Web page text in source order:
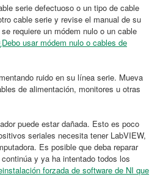
serie defectuoso o un tipo de cable
cable serie y revise el manual de su
requiere un módem nulo o un cable
usar módem nulo o cables de
ruido en su línea serie. Mueva
de alimentación, monitores u otras
puede estar dañada. Esto es poco
seriales necesita tener LabVIEW,
Es posible que deba reparar
y ya ha intentado todos los
forzada de software de NI que